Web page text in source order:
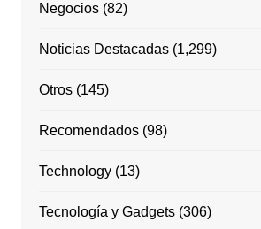
Negocios(82)
Noticias Destacadas(1,299)
Otros(145)
Recomendados(98)
Technology(13)
Tecnología y Gadgets(306)